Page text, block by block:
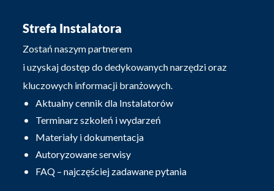
Strefa Instalatora
Zostań naszym partnerem
i uzyskaj dostęp do dedykowanych narzędzi oraz
kluczowych informacji branżowych.
Aktualny cennik dla Instalatorów
Terminarz szkoleń i wydarzeń
Materiały i dokumentacja
Autoryzowane serwisy
FAQ – najczęściej zadawane pytania